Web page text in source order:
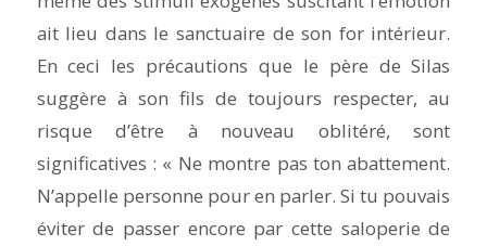
ait lieu dans le sanctuaire de son for intérieur.
En ceci les précautions que le père de Silas
suggère à son fils de toujours respecter, au
risque d’être à nouveau oblitéré, sont
significatives : « Ne montre pas ton abattement.
N’appelle personne pour en parler. Si tu pouvais
éviter de passer encore par cette saloperie de